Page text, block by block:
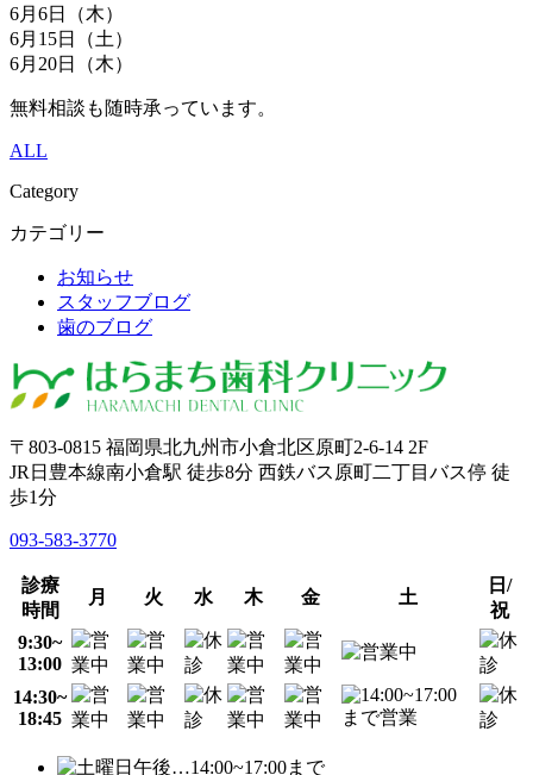
6月6日（木）
6月15日（土）
6月20日（木）
無料相談も随時承っています。
ALL
Category
カテゴリー
お知らせ
スタッフブログ
歯のブログ
〒803-0815 福岡県北九州市小倉北区原町2-6-14 2F
JR日豊本線南小倉駅 徒歩8分 西鉄バス原町二丁目バス停 徒
歩1分
093-583-3770
診療
時間
月 火 水 木 金 土
日/
祝
9:30~
13:00
14:30~
18:45
…14:00~17:00まで